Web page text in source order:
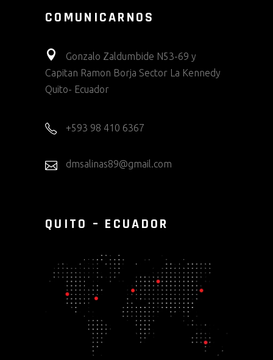
COMUNICARNOS
Gonzalo Zaldumbide N53-69 y
Capitan Ramon Borja Sector La Kennedy
Quito- Ecuador
+593 98 410 6367
dmsalinas89@gmail.com
QUITO – ECUADOR